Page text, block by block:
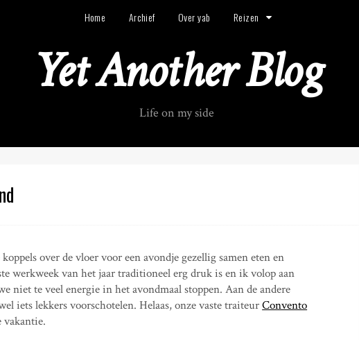
Home Archief Over yab Reizen
Yet Another Blog
Life on my side
over de vloer voor een avondje gezellig samen eten en
werkweek van het jaar traditioneel erg druk is en ik volop aan
niet te veel energie in het avondmaal stoppen. Aan de andere
iets lekkers voorschotelen. Helaas, onze vaste traiteurConvento
vakantie.